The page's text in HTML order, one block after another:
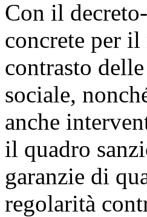
Con il
concrete per
contrasto
sociale,
anche
il quadro
garanzie di
regolarità